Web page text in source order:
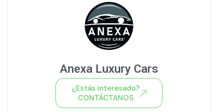
Anexa Luxury Cars
¿Estás interesado?
CONTÁCTANOS